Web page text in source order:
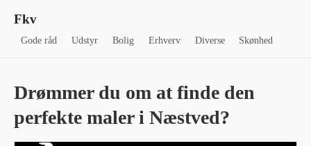
Fkv
Gode råd Udstyr Bolig Erhverv Diverse Skønhed
Drømmer du om at finde den
perfekte maler i Næstved?